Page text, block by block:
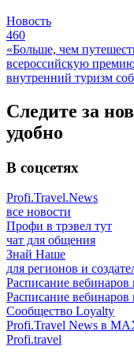
Новость
460
«Больше, чем
всероссийскую
внутренний туризм
Следите за
удобно
В соцсетях
Profi.Travel.News
все новости
Профи в трэвел тут
чат для общения
Знай Наше
для регионов и
Расписание
Расписание
Сообщество Loyalty
Profi.Travel News в
Profi.travel